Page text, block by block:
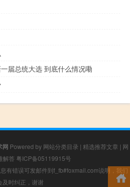
届总统大选 到底什么情况嘞
网 Powered by 网站分类目录 | 精选推荐文章 | 网
解答 粤ICP备05119915号
有错误可发邮件到f_fb#foxmail.com说明，我们
及时纠正，谢谢